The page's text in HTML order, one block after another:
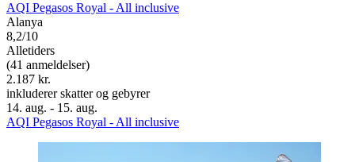
AQI Pegasos Royal - All inclusive
Alanya
8,2/10
Alletiders
(41 anmeldelser)
2.187 kr.
inkluderer skatter og gebyrer
14. aug. - 15. aug.
AQI Pegasos Royal - All inclusive